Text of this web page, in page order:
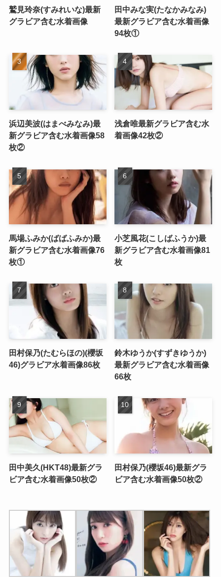
鷲見玲奈(すみれいな)最新
グラビア含む水着画像
田中みな実(たなかみなみ)
最新グラビア含む水着画像
94枚①
浜辺美波(はまべみなみ)最
新グラビア含む水着画像58
枚②
浅倉唯最新グラビア含む水
着画像42枚②
馬場ふみか(ばばふみか)最
新グラビア含む水着画像76
枚①
小芝風花(こしばふうか)最
新グラビア含む水着画像81
枚
田村保乃(たむらほの)(櫻坂
46)グラビア水着画像86枚
鈴木ゆうか(すずきゆうか)
最新グラビア含む水着画像
66枚
田中美久(HKT48)最新グラ
ビア含む水着画像50枚②
田村保乃(櫻坂46)最新グラ
ビア含む水着画像50枚②